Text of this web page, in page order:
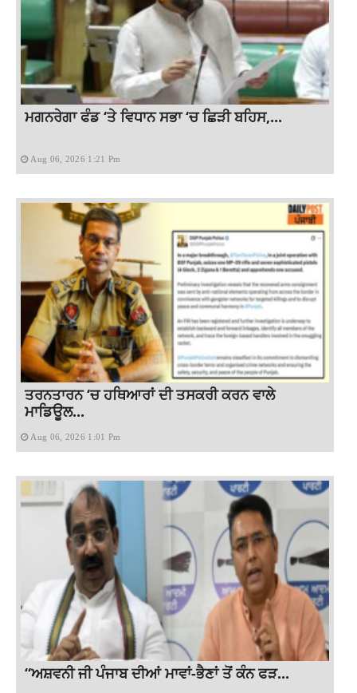
ਮਗਨਰੇਗਾ ਫੰਡ ‘ਤੇ ਵਿਧਾਨ ਸਭਾ ‘ਚ ਛਿੜੀ ਬਹਿਸ,...
Aug 06, 2026 1:21 Pm
ਤਰਨਤਾਰਨ ‘ਚ ਹਥਿਆਰਾਂ ਦੀ ਤਸਕਰੀ ਕਰਨ ਵਾਲੇ
ਮਾਡਿਊਲ...
Aug 06, 2026 1:01 Pm
“ਅਸ਼ਵਨੀ ਜੀ ਪੰਜਾਬ ਦੀਆਂ ਮਾਵਾਂ-ਭੈਣਾਂ ਤੋਂ ਕੰਨ ਫੜ...